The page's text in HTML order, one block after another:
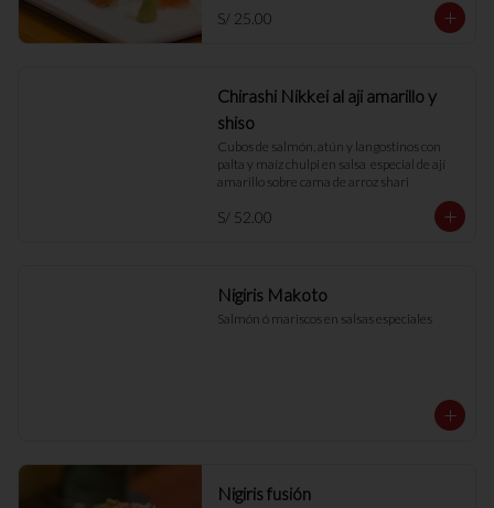
S/ 25.00
Chirashi Nikkei al aji amarillo y
shiso
Cubos de salmón, atún y langostinos con
palta y maíz chulpi en salsa  especial de ají
amarillo sobre cama de arroz shari
S/ 52.00
Nigiris Makoto
Salmón ó mariscos en salsas especiales
Nigiris fusión